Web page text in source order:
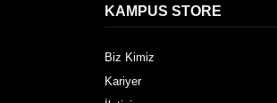
KAMPUS STORE
Biz Kimiz
Kariyer